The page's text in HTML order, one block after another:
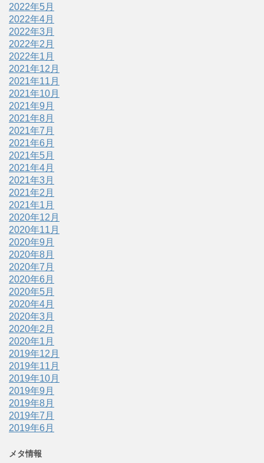
2022年5月
2022年4月
2022年3月
2022年2月
2022年1月
2021年12月
2021年11月
2021年10月
2021年9月
2021年8月
2021年7月
2021年6月
2021年5月
2021年4月
2021年3月
2021年2月
2021年1月
2020年12月
2020年11月
2020年9月
2020年8月
2020年7月
2020年6月
2020年5月
2020年4月
2020年3月
2020年2月
2020年1月
2019年12月
2019年11月
2019年10月
2019年9月
2019年8月
2019年7月
2019年6月
メタ情報